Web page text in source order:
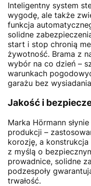
Inteligentny system
wygodę, ale także
funkcja
solidne
start i stop chronią
żywotność. Brama z
wybór na co dzień –
warunkach
garażu bez
Jakość i
Marka Hörmann
produkcji –
korozję, a
z myślą o
prowadnice, solidne
podzespoły
trwałość.